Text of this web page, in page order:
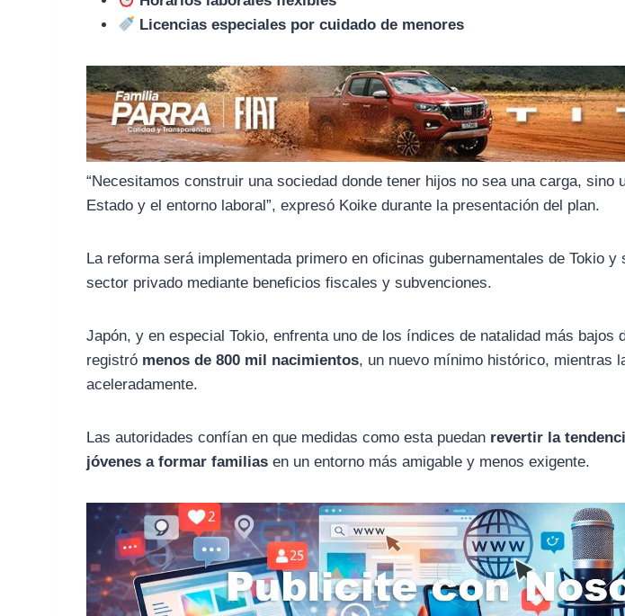
Licencias especiales por cuidado de menores
“Necesitamos construir una sociedad donde tener hijos no sea una carga, sino
Estado y el entorno laboral”, expresó Koike durante la presentación del plan.
La reforma será implementada primero en oficinas gubernamentales de Tokio
sector privado mediante beneficios fiscales y subvenciones.
Japón, y en especial Tokio, enfrenta uno de los índices de natalidad más bajos
registró menos de 800 mil nacimientos, un nuevo mínimo histórico, mientras
aceleradamente.
Las autoridades confían en que medidas como esta puedan revertir la
jóvenes a formar familias en un entorno más amigable y menos exigente.